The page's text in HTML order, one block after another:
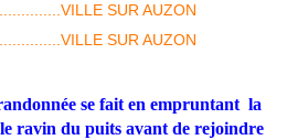
se fait en empruntant la
ravin du puits avant de rejoindre